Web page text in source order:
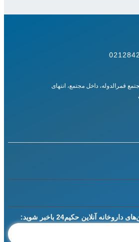
قمرالدوله، داخل مجتمع، انتهای
آنلاین حکیم24 باخبر شوید: